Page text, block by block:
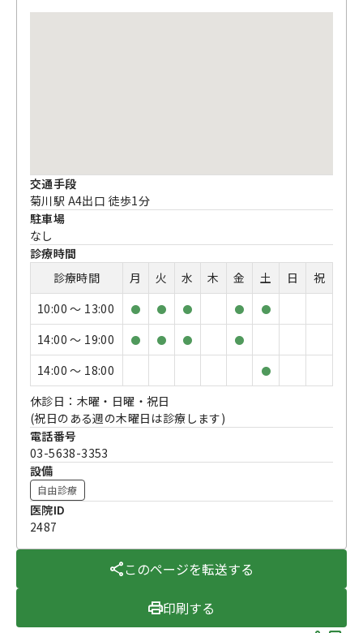
交通手段
菊川駅 A4出口 徒歩1分
駐車場
なし
診療時間
診療時間
月 火 水 木 金 土 日
祝
10:00 〜 13:00
● ● ● ● ●
14:00 〜 19:00 ● ● ● ●
14:00 〜 18:00 ●
休診日：木曜・日曜・祝日
(祝日のある週の木曜日は診療します)
電話番号
03-5638-3353
設備
自由診療
医院ID
2487
このページを転送する
印刷する